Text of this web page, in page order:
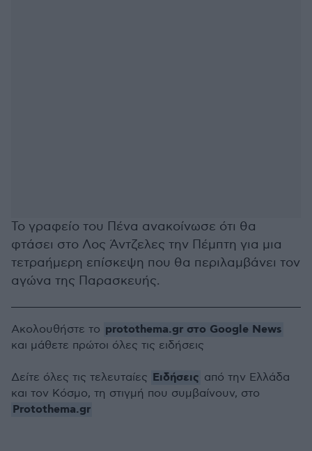
Το γραφείο του Πένα ανακοίνωσε ότι θα
φτάσει στο Λος Άντζελες την Πέμπτη για μια
τετραήμερη επίσκεψη που θα περιλαμβάνει τον
αγώνα της Παρασκευής.
Ακολουθήστε το protothema.gr στο Google News
και μάθετε πρώτοι όλες τις ειδήσεις
Δείτε όλες τις τελευταίες Ειδήσεις από την Ελλάδα
και τον Κόσμο, τη στιγμή που συμβαίνουν, στο
Protothema.gr